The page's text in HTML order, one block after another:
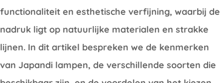
functionaliteit en esthetische verfijning, waarbij de
nadruk ligt op natuurlijke materialen en strakke
lijnen. In dit artikel bespreken we de kenmerken
van Japandi lampen, de verschillende soorten die